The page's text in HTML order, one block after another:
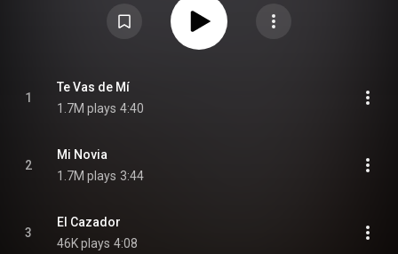
1
Te Vas de Mí
1.7M plays 4:40
2
Mi Novia
1.7M plays 3:44
3
El Cazador
46K plays 4:08